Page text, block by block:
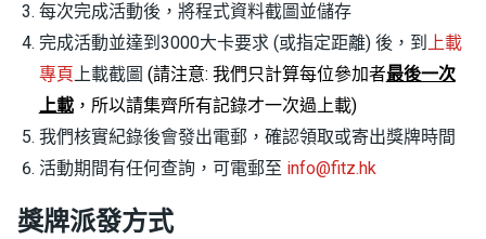
每次完成活動後，將程式資料截圖並儲存
完成活動並達到3000大卡要求 (或指定距離) 後，到 上載
專頁上載截圖 (請注意: 我們只計算每位參加者最後一次
上載，所以請集齊所有記錄才一次過上載)
我們核實紀錄後會發出電郵，確認領取或寄出獎牌時間
活動期間有任何查詢，可電郵至 info@fitz.hk
獎牌派發方式